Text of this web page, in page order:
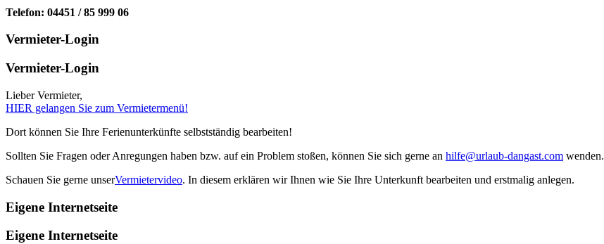
Telefon: 04451 / 85 999 06
Vermieter-Login
Vermieter-Login
Lieber Vermieter,
HIER gelangen Sie zum Vermietermenü!
Dort können Sie Ihre Ferienunterkünfte selbstständig bearbeiten!
Sollten Sie Fragen oder Anregungen haben bzw. auf ein Problem stoßen, können Sie sich gerne an hilfe@urlaub-dangast.com wenden.
Schauen Sie gerne unserVermietervideo. In diesem erklären wir Ihnen wie Sie Ihre Unterkunft bearbeiten und erstmalig anlegen.
Eigene Internetseite
Eigene Internetseite